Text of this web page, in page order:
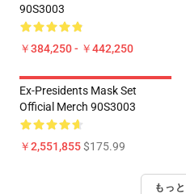
90S3003
￥384,250 - ￥442,250
Ex-Presidents Mask Set
Official Merch 90S3003
￥2,551,855$175.99
もっ